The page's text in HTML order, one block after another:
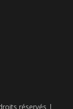
réservés |